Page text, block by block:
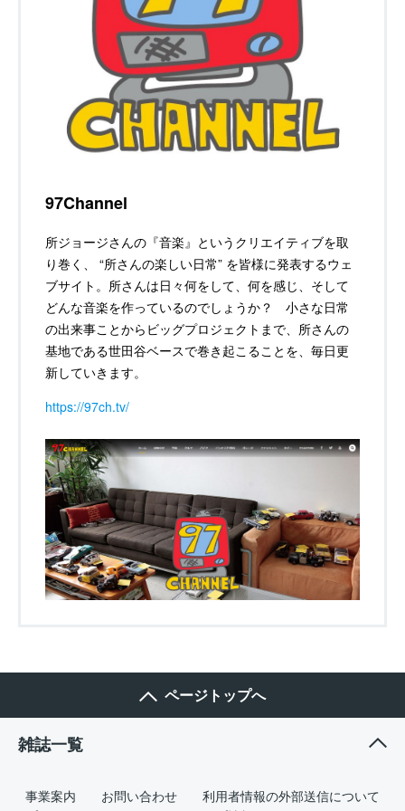
97Channel
所ジョージさんの『音楽』というクリエイティブを取
り巻く、 “所さんの楽しい日常” を皆様に発表するウェ
ブサイト。所さんは日々何をして、何を感じ、そして
どんな音楽を作っているのでしょうか？ 小さな日常
の出来事ことからビッグプロジェクトまで、所さんの
基地である世田谷ベースで巻き起こることを、毎日更
新していきます。
https://97ch.tv/
ページトップへ
雑誌一覧
事業案内 お問い合わせ
利用者情報の外部送信について